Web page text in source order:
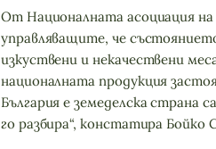
От Националната асоциация
управляващите, че
изкуствени и некачествени
националната продукция
България е земеделска
го разбира“, констатира Бойко